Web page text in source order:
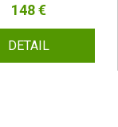
148 €
DETAIL